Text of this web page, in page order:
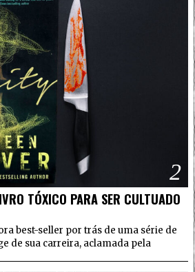
2
TÓXICO PARA SER CULTUADO
best-seller por trás de uma série de
de sua carreira, aclamada pela